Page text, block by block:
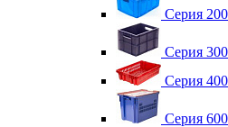
Серия 200
Серия 300
Серия 400
Серия 600